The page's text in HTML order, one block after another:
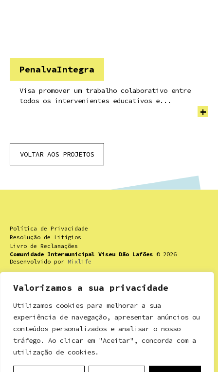
Valorizamos a sua privacidade
Utilizamos cookies para melhorar a sua
experiência de navegação, apresentar anúncios ou
conteúdos personalizados e analisar o nosso
tráfego. Ao clicar em "Aceitar", concorda com a
utilização de cookies.
PenalvaIntegra
Visa promover um trabalho colaborativo entre
todos os intervenientes educativos e...
+
VOLTAR AOS PROJETOS
Política de Privacidade
Resolução de Litígios
Livro de Reclamações
Comunidade Intermunicipal Viseu Dão Lafões © 2026
Desenvolvido por Mixlife
Contactos
Rua Dr. Ricardo Mota nº 16,
3460-613 Tondela
+351 232 812 156